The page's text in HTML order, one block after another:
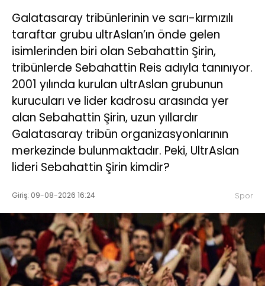
Galatasaray tribünlerinin ve sarı-kırmızılı
taraftar grubu ultrAslan’ın önde gelen
isimlerinden biri olan Sebahattin Şirin,
tribünlerde Sebahattin Reis adıyla tanınıyor.
2001 yılında kurulan ultrAslan grubunun
kurucuları ve lider kadrosu arasında yer
alan Sebahattin Şirin, uzun yıllardır
Galatasaray tribün organizasyonlarının
merkezinde bulunmaktadır. Peki, UltrAslan
lideri Sebahattin Şirin kimdir?
Giriş: 09-08-2026 16:24 Spor